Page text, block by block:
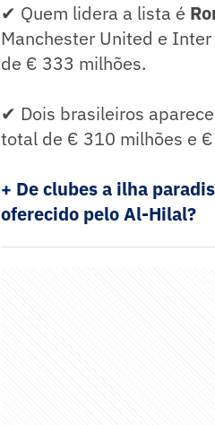
✔ Quem lidera a lista é
Manchester United e
de € 333 milhões.
✔ Dois brasileiros
total de € 310 milhões e
+ De clubes a ilha
oferecido pelo Al-Hilal?